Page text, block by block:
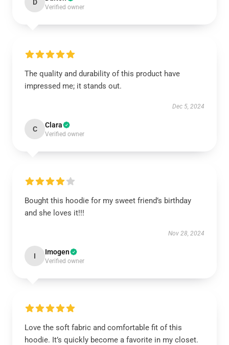
D
Verified owner
The quality and durability of this product have
impressed me; it stands out.
Dec 5, 2024
C Clara
Verified owner
Bought this hoodie for my sweet friend’s birthday
and she loves it!!!
Nov 28, 2024
I Imogen
Verified owner
Love the soft fabric and comfortable fit of this
hoodie. It’s quickly become a favorite in my closet.